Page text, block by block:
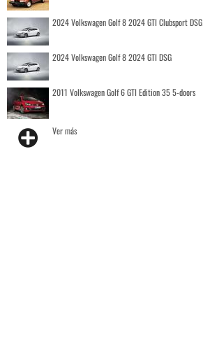
2024 Volkswagen Golf 8 2024 GTI Clubsport DSG
2024 Volkswagen Golf 8 2024 GTI DSG
2011 Volkswagen Golf 6 GTI Edition 35 5-doors
Ver más